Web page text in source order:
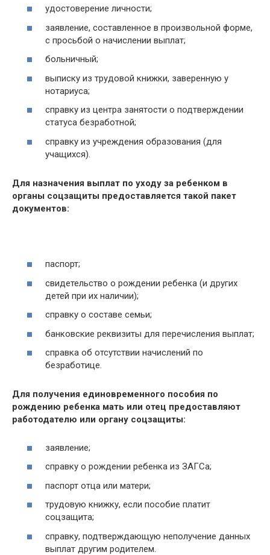
удостоверение личности;
заявление, составленное в произвольной форме,
с просьбой о начислении выплат;
больничный;
выписку из трудовой книжки, заверенную у
нотариуса;
справку из центра занятости о подтверждении
статуса безработной;
справку из учреждения образования (для
учащихся).
Для назначения выплат по уходу за ребенком в
органы соцзащиты предоставляется такой пакет
документов:
паспорт;
свидетельство о рождении ребенка (и других
детей при их наличии);
справку о составе семьи;
банковские реквизиты для перечисления выплат;
справка об отсутствии начислений по
безработице.
Для получения единовременного пособия по
рождению ребенка мать или отец предоставляют
работодателю или органу соцзащиты:
заявление;
справку о рождении ребенка из ЗАГСа;
паспорт отца или матери;
трудовую книжку, если пособие платит
соцзащита;
справку, подтверждающую неполучение данных
выплат другим родителем.